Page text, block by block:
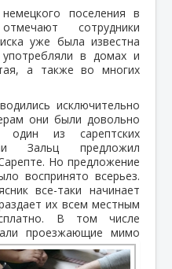
поселения в
сотрудники
уже была известна
в домах и
а также во многих
исключительно
они были довольно
один из сарептских
Зальц предложил
Но предложение
воспринято всерьез.
все-таки начинает
их всем местным
В том числе
проезжающие мимо